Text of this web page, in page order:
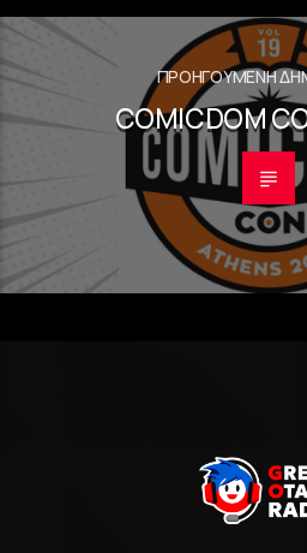
ΠΡΟΗΓΟΎΜΕΝΗ
COMICDOM